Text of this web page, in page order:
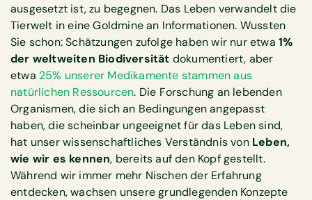
ausgesetzt ist, zu begegnen. Das Leben verwandelt die
Tierwelt in eine Goldmine an Informationen. Wussten
Sie schon: Schätzungen zufolge haben wir nur etwa1%
der weltweiten Biodiversität dokumentiert, aber
etwa 25% unserer Medikamente stammen aus
natürlichen Ressourcen. Die Forschung an lebenden
Organismen, die sich an Bedingungen angepasst
haben, die scheinbar ungeeignet für das Leben sind,
hat unser wissenschaftliches Verständnis von Leben,
wie wir es kennen, bereits auf den Kopf gestellt.
Während wir immer mehr Nischen der Erfahrung
entdecken, wachsen unsere grundlegenden Konzepte